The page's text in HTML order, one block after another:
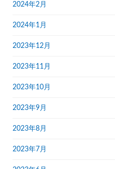
2024年2月
2024年1月
2023年12月
2023年11月
2023年10月
2023年9月
2023年8月
2023年7月